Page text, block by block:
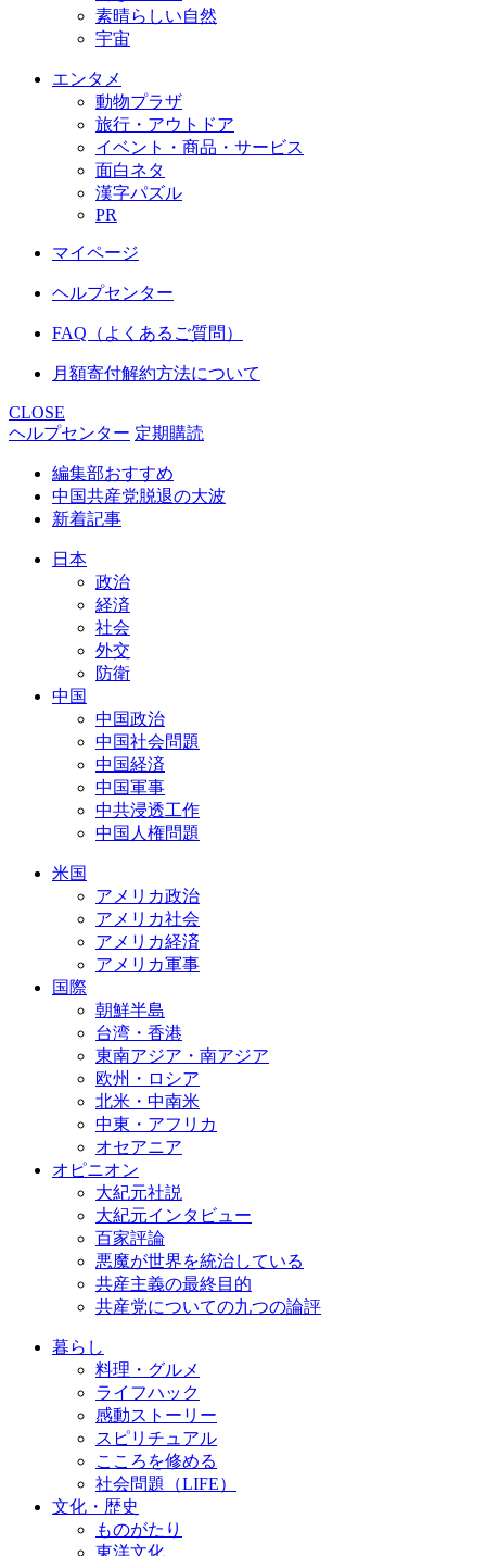
素晴らしい自然
宇宙
エンタメ
動物プラザ
旅行・アウトドア
イベント・商品・サービス
面白ネタ
漢字パズル
PR
マイページ
ヘルプセンター
FAQ（よくあるご質問）
月額寄付解約方法について
CLOSE
ヘルプセンター 定期購読
編集部おすすめ
中国共産党脱退の大波
新着記事
日本
政治
経済
社会
外交
防衛
中国
中国政治
中国社会問題
中国経済
中国軍事
中共浸透工作
中国人権問題
米国
アメリカ政治
アメリカ社会
アメリカ経済
アメリカ軍事
国際
朝鮮半島
台湾・香港
東南アジア・南アジア
欧州・ロシア
北米・中南米
中東・アフリカ
オセアニア
オピニオン
大紀元社説
大紀元インタビュー
百家評論
悪魔が世界を統治している
共産主義の最終目的
共産党についての九つの論評
暮らし
料理・グルメ
ライフハック
感動ストーリー
スピリチュアル
こころを修める
社会問題（LIFE）
文化・歴史
ものがたり